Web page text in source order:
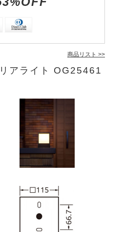
商品リスト >>
アライト OG25461